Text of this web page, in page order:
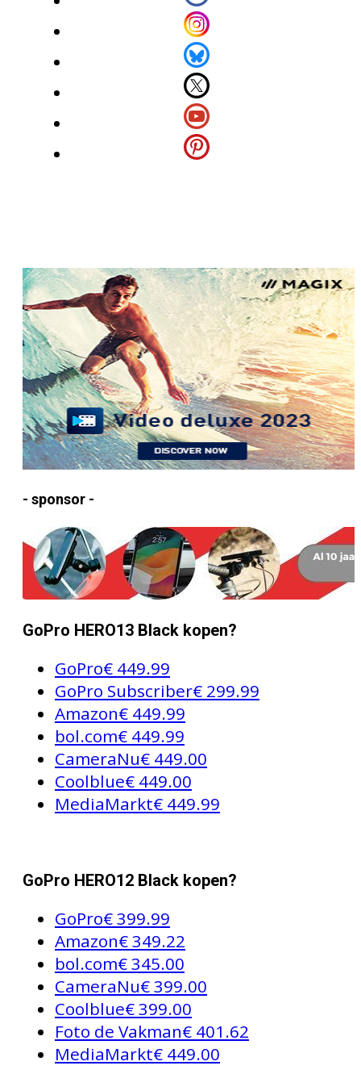
- sponsor -
GoPro HERO13 Black kopen?
GoPro€ 449.99
GoPro Subscriber€ 299.99
Amazon€ 449.99
bol.com€ 449.99
CameraNu€ 449.00
Coolblue€ 449.00
MediaMarkt€ 449.99
GoPro HERO12 Black kopen?
GoPro€ 399.99
Amazon€ 349.22
bol.com€ 345.00
CameraNu€ 399.00
Coolblue€ 399.00
Foto de Vakman€ 401.62
MediaMarkt€ 449.00